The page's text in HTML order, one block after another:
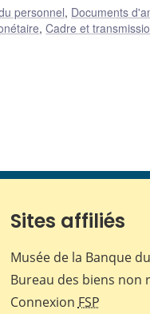
personnel, Documents
,Cadre et
Sites affiliés
Musée de la Banque
Bureau des biens non
Connexion FSP